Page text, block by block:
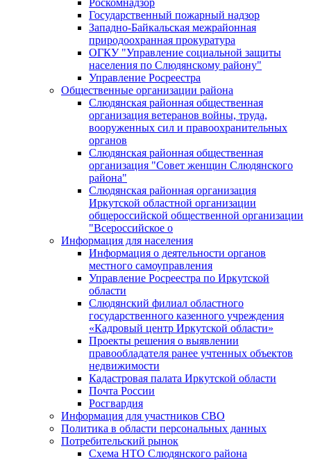
Роскомнадзор
Государственный пожарный надзор
Западно-Байкальская межрайонная
природоохранная прокуратура
ОГКУ "Управление социальной защиты
населения по Слюдянскому району"
Управление Росреестра
Общественные организации района
Слюдянская районная общественная
организация ветеранов войны, труда,
вооруженных сил и правоохранительных
органов
Слюдянская районная общественная
организация "Совет женщин Слюдянского
района"
Слюдянская районная организация
Иркутской областной организации
общероссийской общественной организации
"Всероссийское о
Информация для населения
Информация о деятельности органов
местного самоуправления
Управление Росреестра по Иркутской
области
Слюдянский филиал областного
государственного казенного учреждения
«Кадровый центр Иркутской области»
Проекты решения о выявлении
правообладателя ранее учтенных объектов
недвижимости
Кадастровая палата Иркутской области
Почта России
Росгвардия
Информация для участников СВО
Политика в области персональных данных
Потребительский рынок
Схема НТО Слюдянского района